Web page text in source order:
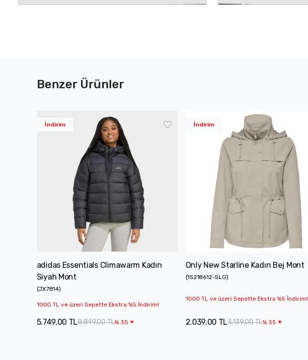
Benzer Ürünler
İndirim
adidas Essentials Climawarm Kadın
Siyah Mont
(JX7814)
1000 TL ve üzeri Sepette Ekstra %5 İndirim!
8.849,00 TL% 35
5.749,00 TL
İndirim
Only New Starline Kadın Bej Mont
(15218612-SLG)
1000 TL ve üzeri Sepette Ekstra %5 İndirim!
3.139,00 TL% 35
2.039,00 TL